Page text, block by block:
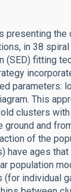
presenting
in 38
fitting
parameters:
This
clusters
ground and
of the
have ages
individual